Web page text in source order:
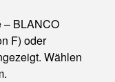
– BLANCO
F) oder
Wählen